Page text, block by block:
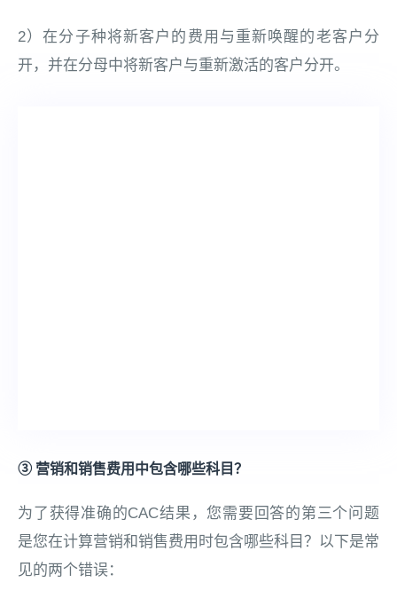
2）在分子种将新客户的费用与重新唤醒的老客户分
开，并在分母中将新客户与重新激活的客户分开。
③ 营销和销售费用中包含哪些科目？
为了获得准确的CAC结果，您需要回答的第三个问题
是您在计算营销和销售费用时包含哪些科目？以下是常
见的两个错误：